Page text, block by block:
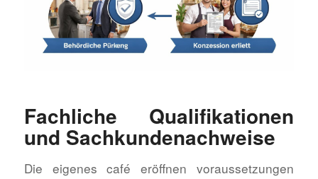
Fachliche Qualifikationen
und Sachkundenachweise
Die eigenes café eröffnen voraussetzungen